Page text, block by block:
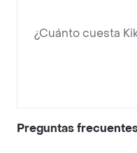
¿Cuánto cuesta
Preguntas